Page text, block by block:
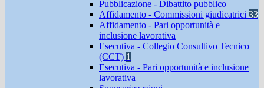
Pubblicazione - Dibattito pubblico
Affidamento - Commissioni giudicatrici 33
Affidamento - Pari opportunità e
inclusione lavorativa
Esecutiva - Collegio Consultivo Tecnico
(CCT) 1
Esecutiva - Pari opportunità e inclusione
lavorativa